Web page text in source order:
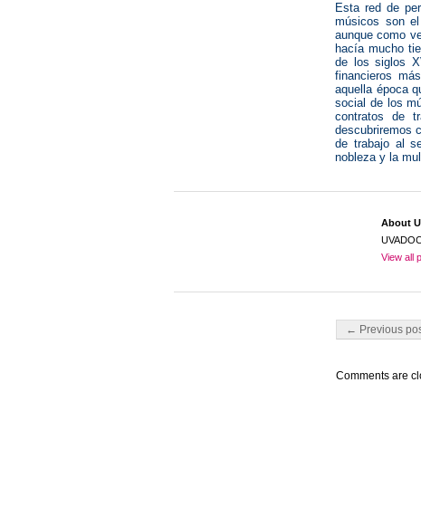
Esta red de
músicos son
aunque como
hacía mucho
de los siglos
financieros
aquella época
social de los
contratos de
descubriremos
de trabajo al
nobleza y la
About
View all
Post navigation
← Previous
Comments are